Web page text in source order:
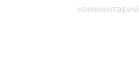
комментарий